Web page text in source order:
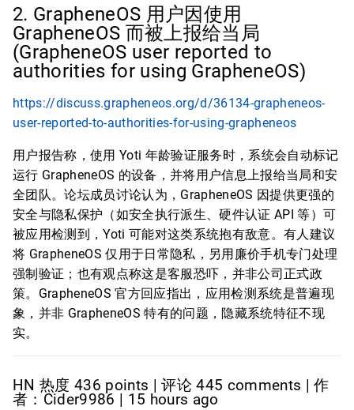
2. GrapheneOS 用户因使用
GrapheneOS 而被上报给当局
(GrapheneOS user reported to
authorities for using GrapheneOS)
https://discuss.grapheneos.org/d/36134-grapheneos-
user-reported-to-authorities-for-using-grapheneos
用户报告称，使用 Yoti 年龄验证服务时，系统会自动标记
运行 GrapheneOS 的设备，并将用户信息上报给当局和安
全团队。论坛成员讨论认为，GrapheneOS 因提供更强的
安全与隐私保护（如安全执行派生、硬件认证 API 等）可
被应用检测到，Yoti 可能对这类系统抱有敌意。有人建议
将 GrapheneOS 仅用于日常隐私，另用廉价手机专门处理
强制验证；也有观点称这是客服恐吓，并非公司正式政
策。GrapheneOS 官方回应指出，应用检测系统是普遍现
象，并非 GrapheneOS 特有的问题，隐藏系统特征不现
实。
HN 热度 436 points | 评论 445 comments | 作
者：Cider9986 | 15 hours ago